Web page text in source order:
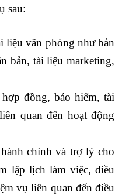
sau:
liệu văn phòng như bản
bản, tài liệu marketing,
đồng, bảo hiểm, tài
quan đến hoạt động
chính và trợ lý cho
lập lịch làm việc, điều
vụ liên quan đến điều